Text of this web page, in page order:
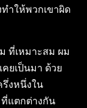
ำให้พวกเขาผิด
ที่เหมาะสม ผม
ยเป็นมา ด้วย
งหนึ่งใน
ที่แตกต่างกัน